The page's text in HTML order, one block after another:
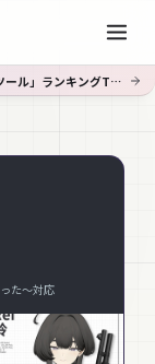
【2026年6月】VRChat人気「ギミック・ツール」ランキングTOP10｜Booth傾向分析
た〜対応